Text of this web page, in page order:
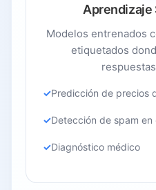
Aprendizaje
Modelos entrenados
etiquetados
Predicción de precios
Detección de spam
Diagnóstico médico